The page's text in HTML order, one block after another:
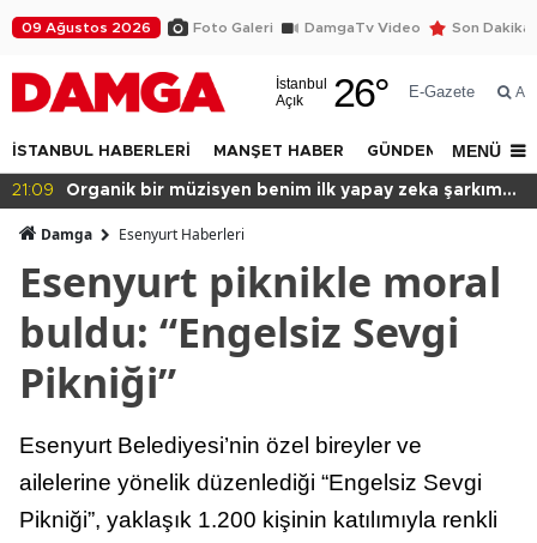
09 Ağustos 2026 Foto Galeri DamgaTv Video Son Dakika
İstanbul
Açık
26° E-Gazete Ara
İSTANBUL HABERLERİ MANŞET HABER GÜNDEM DÜNYA
MENÜ
20:49 Başkan var binası yok!
Damga Esenyurt Haberleri
Esenyurt piknikle moral
buldu: “Engelsiz Sevgi
Pikniği”
Esenyurt Belediyesi’nin özel bireyler ve
ailelerine yönelik düzenlediği “Engelsiz Sevgi
Pikniği”, yaklaşık 1.200 kişinin katılımıyla renkli